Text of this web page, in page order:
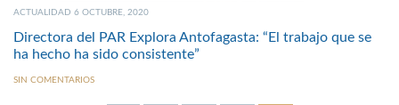
ACTUALIDAD 6 OCTUBRE, 2020
Directora del PAR Explora Antofagasta: “El trabajo que se
ha hecho ha sido consistente”
SIN COMENTARIOS